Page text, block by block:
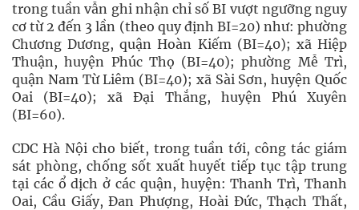
trong tuần vẫn ghi nhận chỉ số BI vượt ngưỡng nguy
cơ từ 2 đến 3 lần (theo quy định BI=20) như: phường
Chương Dương, quận Hoàn Kiếm (BI=40); xã Hiệp
Thuận, huyện Phúc Thọ (BI=40); phường Mễ Trì,
quận Nam Từ Liêm (BI=40); xã Sài Sơn, huyện Quốc
Oai (BI=40); xã Đại Thắng, huyện Phú Xuyên
(BI=60).
CDC Hà Nội cho biết, trong tuần tới, công tác giám
sát phòng, chống sốt xuất huyết tiếp tục tập trung
tại các ổ dịch ở các quận, huyện: Thanh Trì, Thanh
Oai, Cầu Giấy, Đan Phượng, Hoài Đức, Thạch Thất,